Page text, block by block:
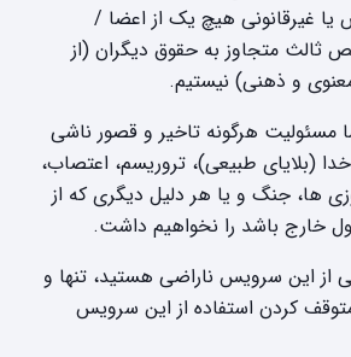
یا غیرقانونی هیچ یک از اعضا /
ثالث متجاوز به حقوق دیگران (از
و ذهنی) نیستیم.
ما مسئولیت هرگونه تاخیر و قصور ناشی
(بلایای طبیعی)، تروریسم، اعتصاب،
ها، جنگ و یا هر دلیل دیگری که از
خارج باشد را نخواهیم داشت.
از این سرویس ناراضی هستید، تنها و
کردن استفاده از این سرویس